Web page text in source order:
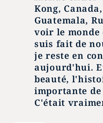
Kong,
Guatemala,
voir le monde
suis fait de
je reste en
aujourd'hui.
beauté,
importante
C'était